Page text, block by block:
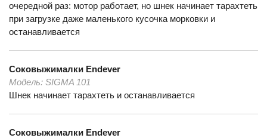
очередной раз: мотор работает, но шнек начинает тарахтеть
при загрузке даже маленького кусочка морковки и
останавливается
Соковыжималки Endever
Модель: SIGMA 101
Шнек начинает тарахтеть и останавливается
Соковыжималки Endever